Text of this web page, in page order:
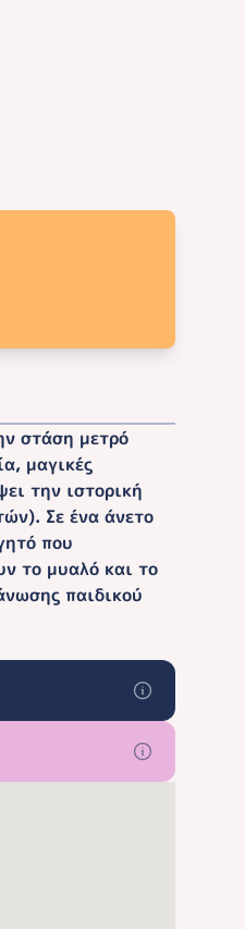
στάση μετρό
μαγικές
την ιστορική
Σε ένα άνετο
που
το μυαλό και το
παιδικού